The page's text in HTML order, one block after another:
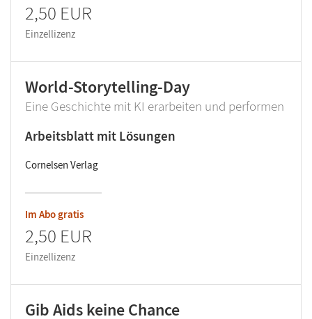
2,50 EUR
Einzellizenz
World-Storytelling-Day
Eine Geschichte mit KI erarbeiten und performen
Arbeitsblatt mit Lösungen
Cornelsen Verlag
Im Abo gratis
2,50 EUR
Einzellizenz
Gib Aids keine Chance